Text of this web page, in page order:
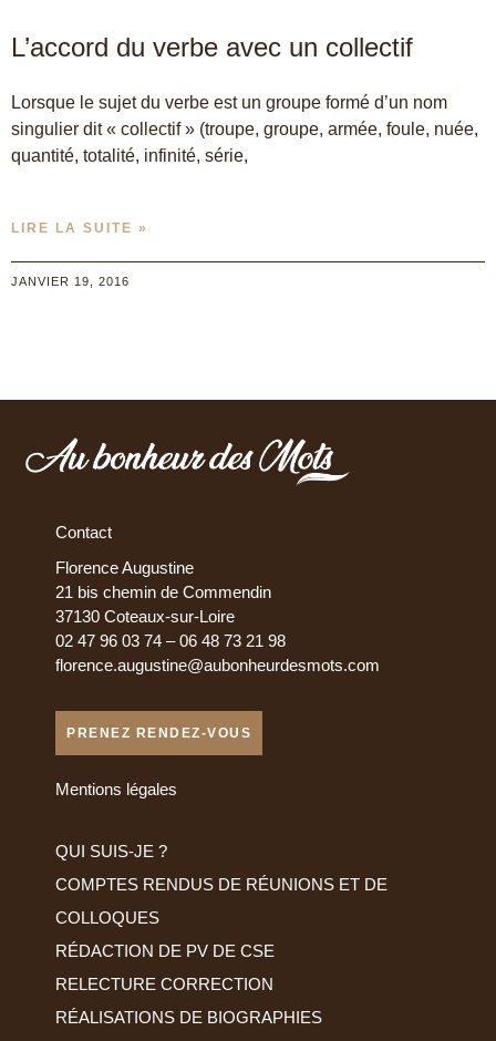
L’accord du verbe avec un collectif
Lorsque le sujet du verbe est un groupe formé d’un nom
singulier dit « collectif » (troupe, groupe, armée, foule, nuée,
quantité, totalité, infinité, série,
LIRE LA SUITE »
JANVIER 19, 2016
Contact
Florence Augustine
21 bis chemin de Commendin
37130 Coteaux-sur-Loire
02 47 96 03 74 – 06 48 73 21 98
florence.augustine@aubonheurdesmots.com
PRENEZ RENDEZ-VOUS
Mentions légales
QUI SUIS-JE ?
COMPTES RENDUS DE RÉUNIONS ET DE
COLLOQUES
RÉDACTION DE PV DE CSE
RELECTURE CORRECTION
RÉALISATIONS DE BIOGRAPHIES